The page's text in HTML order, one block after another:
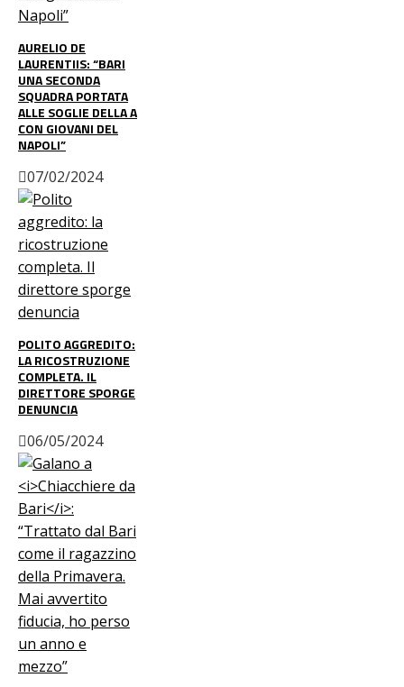
AURELIO DE
LAURENTIIS: “BARI
UNA SECONDA
SQUADRA PORTATA
ALLE SOGLIE DELLA A
CON GIOVANI DEL
NAPOLI”
07/02/2024
POLITO AGGREDITO:
LA RICOSTRUZIONE
COMPLETA. IL
DIRETTORE SPORGE
DENUNCIA
06/05/2024